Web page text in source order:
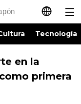
日本語
English
Tecnología
en la
primera